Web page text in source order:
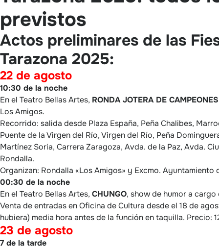
previstos
Actos preliminares de las
Tarazona 2025:
22 de agosto
10:30 de la noche
En el Teatro Bellas Artes, RONDA JOTERA DE CAMPEONES
Los Amigos.
Recorrido: salida desde Plaza España, Peña Chalibes,
Puente de la Virgen del Río, Virgen del Río, Peña
Martínez Soria, Carrera Zaragoza, Avda. de la Paz, Avda.
Rondalla.
Organizan: Rondalla «Los Amigos» y Excmo. Ayuntamiento
00:30 de la noche
En el Teatro Bellas Artes, CHUNGO, show de humor a cargo
Venta de entradas en Oficina de Cultura desde el 18 de
hubiera) media hora antes de la función en taquilla. Precio:
23 de agosto
7 de la tarde